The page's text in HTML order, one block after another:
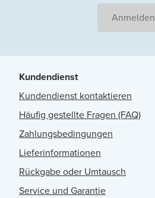
Anmelden
Kundendienst
Kundendienst kontaktieren
Häufig gestellte Fragen (FAQ)
Zahlungsbedingungen
Lieferinformationen
Rückgabe oder Umtausch
Service und Garantie